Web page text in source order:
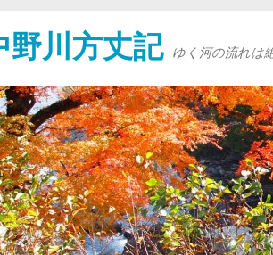
野川方丈記 ゆく河の流れは